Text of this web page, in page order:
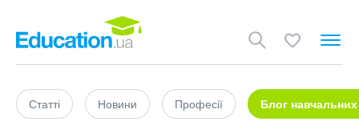
Статті Новини Професії Блог навчальних